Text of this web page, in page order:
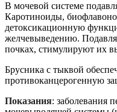
В мочевой системе
Каротиноиды,
детоксикационную
желчевыведению.
почках, стимулируют их
Брусника с тыквой
противоканцерогенную
Показания: заболевания